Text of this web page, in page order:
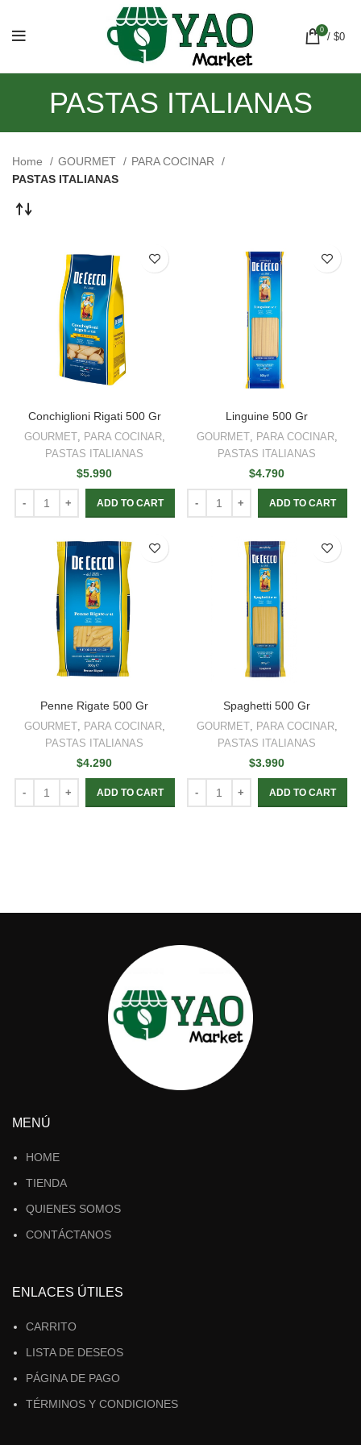
0
/ $0
PASTAS ITALIANAS
Home GOURMET
PARA COCINAR
PASTAS ITALIANAS
Conchiglioni Rigati 500 Gr
GOURMET, PARA COCINAR,
PASTAS ITALIANAS
$5.990
ADD TO CART
Linguine 500 Gr
GOURMET, PARA COCINAR,
PASTAS ITALIANAS
$4.790
ADD TO CART
Penne Rigate 500 Gr
GOURMET, PARA COCINAR,
PASTAS ITALIANAS
$4.290
ADD TO CART
Spaghetti 500 Gr
GOURMET, PARA COCINAR,
PASTAS ITALIANAS
$3.990
ADD TO CART
MENÚ
HOME
TIENDA
QUIENES SOMOS
CONTÁCTANOS
ENLACES ÚTILES
CARRITO
LISTA DE DESEOS
PÁGINA DE PAGO
TÉRMINOS Y CONDICIONES